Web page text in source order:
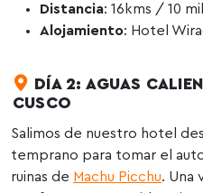
Distancia: 16kms / 10
Alojamiento: Hotel
DÍA 2: AGUAS
CUSCO
Salimos de nuestro hotel
temprano para tomar el
ruinas de Machu Picchu. Una